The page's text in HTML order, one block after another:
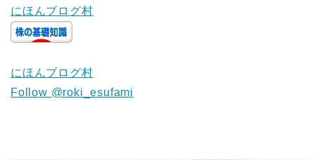
にほんブログ村
にほんブログ村
Follow @roki_esufami